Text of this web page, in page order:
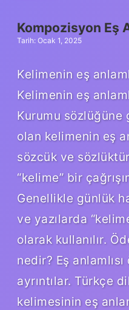
Kompozisyon Eş
Tarih: Ocak 1, 2025
Kelimenin eş
Kelimenin eş
Kurumu sözlüğüne
olan kelimenin eş
sözcük ve
“kelime” bir
Genellikle günlük
ve yazılarda
olarak kullanılır.
nedir? Eş
ayrıntılar. Türkçe
kelimesinin eş